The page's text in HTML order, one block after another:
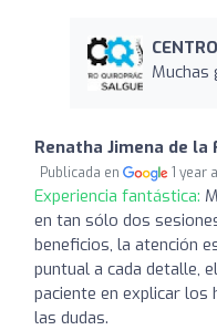
Muchas
Renatha Jimena de la
Publicada en 1 year
Experiencia fantástica:
en tan sólo dos
beneficios, la atención
puntual a cada detalle,
paciente en explicar
las dudas.